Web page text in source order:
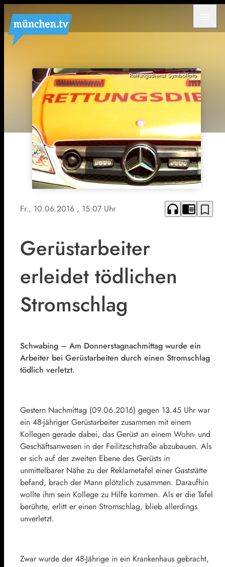
Rettungsdienst Symbolfoto
Fr., 10.06.2016 , 15:07 Uhr headphones chrome_reader_mode bookmark_border
Gerüstarbeiter
erleidet tödlichen
Stromschlag
Schwabing – Am Donnerstagnachmittag wurde ein
Arbeiter bei Gerüstarbeiten durch einen Stromschlag
tödlich verletzt.
Gestern Nachmittag (09.06.2016) gegen 13.45 Uhr war
ein 48-jähriger Gerüstarbeiter zusammen mit einem
Kollegen gerade dabei, das Gerüst an einem Wohn- und
Geschäftsanwesen in der Feilitzschstraße abzubauen. Als
er sich auf der zweiten Ebene des Gerüsts in
unmittelbarer Nähe zu der Reklametafel einer Gaststätte
befand, brach der Mann plötzlich zusammen. Daraufhin
wollte ihm sein Kollege zu Hilfe kommen. Als er die Tafel
berührte, erlitt er einen Stromschlag, blieb allerdings
unverletzt.
Zwar wurde der 48-Jährige in ein Krankenhaus gebracht,